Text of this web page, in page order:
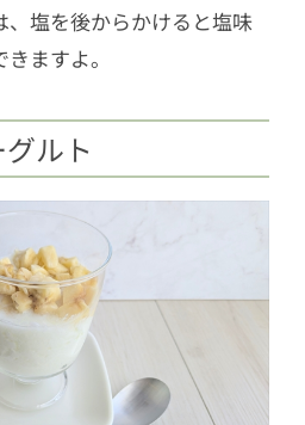
、塩を後からかけると塩味
ますよ。
ルト